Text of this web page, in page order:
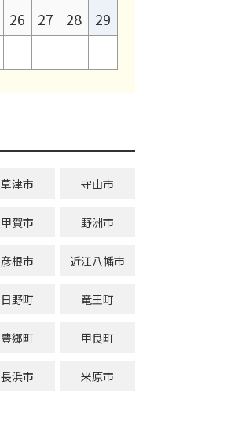
26 27 28
29
草津市 守山市
甲賀市 野洲市
彦根市 近江八幡市
日野町 竜王町
豊郷町 甲良町
長浜市 米原市